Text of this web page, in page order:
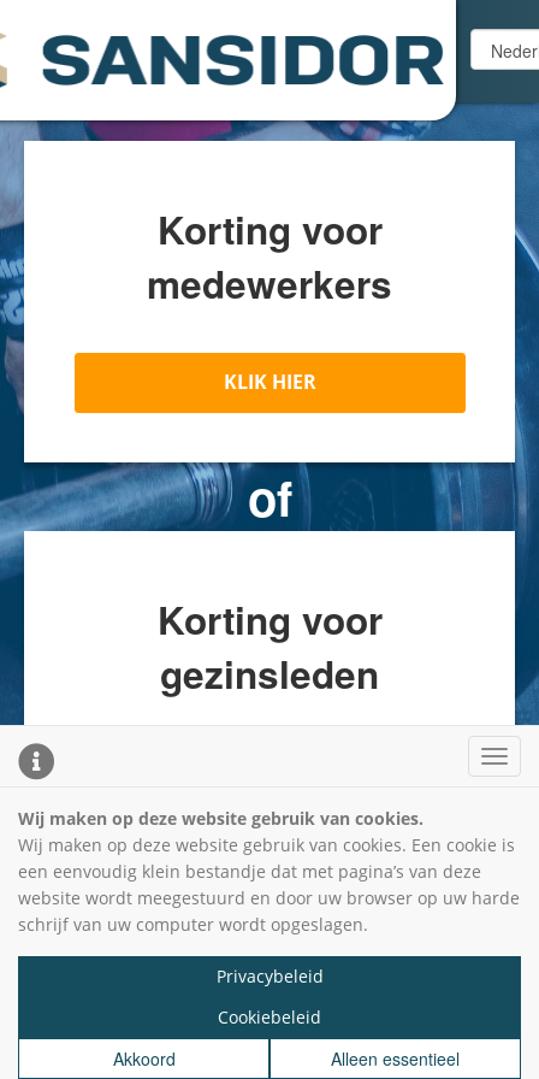
Korting voor
medewerkers
KLIK HIER
of
Korting voor
gezinsleden
Wij maken op deze website gebruik van cookies.
Wij maken op deze website gebruik van cookies. Een cookie is
een eenvoudig klein bestandje dat met pagina’s van deze
website wordt meegestuurd en door uw browser op uw harde
schrijf van uw computer wordt opgeslagen.
Privacybeleid
Cookiebeleid
Akkoord Alleen essentieel
Kelmonderstraat 55
6191 RD Beek